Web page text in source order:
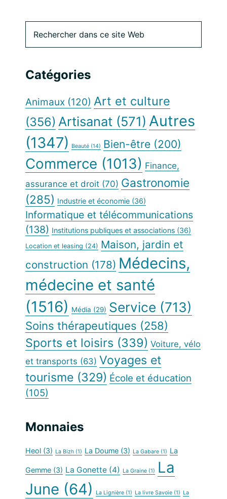
Barre
latérale
principale
dans
Web
Catégories
Animaux (120) Art et culture
(356) Artisanat (571) Autres
(1347)
Beauté (14) Bien-être (200)
Commerce (1013) Finance,
assurance et droit (70) Gastronomie
(285) Industrie et économie (36)
Informatique et télécommunications
(138) Institutions publiques et associations (36)
Location et leasing (24) Maison, jardin et
construction (178) Médecins,
médecine et santé
(1516) Média (29) Service (713)
Soins thérapeutiques (258)
Sports et loisirs (339) Voiture, vélo
et transports (63) Voyages et
tourisme (329) École et éducation
(105)
Monnaies
Heol (3) La Bizh (1) La Doume (3) La Gabare (1) La
Gemme (3) La Gonette (4) La Graine (1)
La
June (64) La Lignière (1) La livre Savoie (1) La